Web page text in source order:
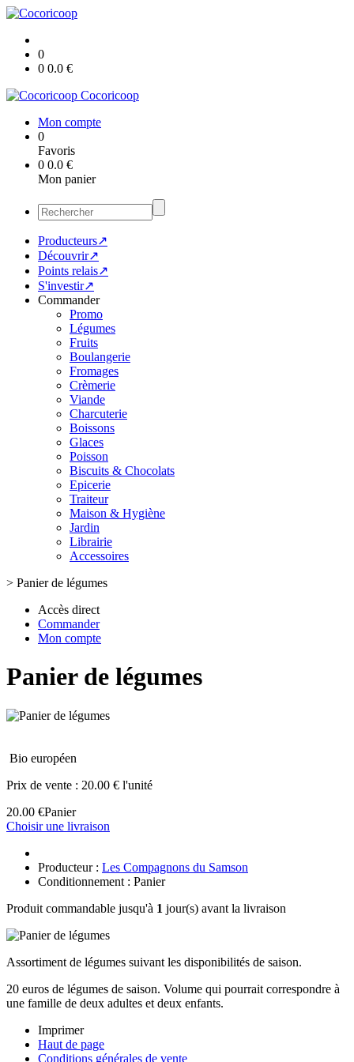
0
0 0.0 €
Cocoricoop
Mon compte
0
Favoris
0 0.0 €
Mon panier
Producteurs↗
Découvrir↗
Points relais↗
S'investir↗
Commander
Promo
Légumes
Fruits
Boulangerie
Fromages
Crèmerie
Viande
Charcuterie
Boissons
Glaces
Poisson
Biscuits & Chocolats
Epicerie
Traiteur
Maison & Hygiène
Jardin
Librairie
Accessoires
> Panier de légumes
Accès direct
Commander
Mon compte
Panier de légumes
Bio européen
Prix de vente : 20.00 € l'unité
20.00 €Panier
Choisir une livraison
Producteur : Les Compagnons du Samson
Conditionnement : Panier
Produit commandable jusqu'à 1 jour(s) avant la livraison
Assortiment de légumes suivant les disponibilités de saison.
20 euros de légumes de saison. Volume qui pourrait correspondre à
une famille de deux adultes et deux enfants.
Imprimer
Haut de page
Conditions générales de vente